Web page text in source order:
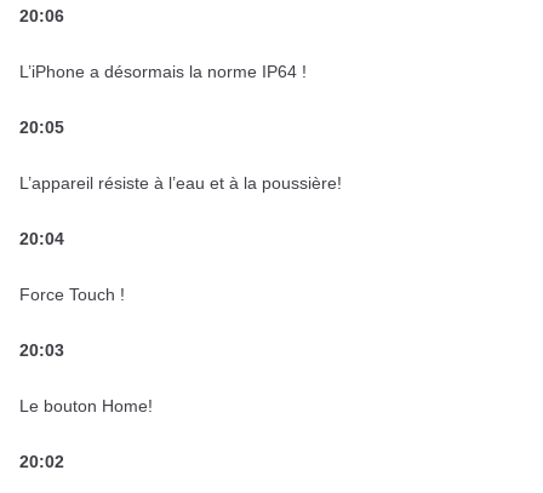
20:06
L’iPhone a désormais la norme IP64 !
20:05
L’appareil résiste à l’eau et à la poussière!
20:04
Force Touch !
20:03
Le bouton Home!
20:02